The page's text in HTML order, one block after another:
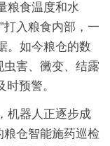
粮食温度和水
打入粮食内部，一
。如今粮仓的数
虫害、黴变、结露
预警。
器人正逐步成
粮仓智能施药巡检